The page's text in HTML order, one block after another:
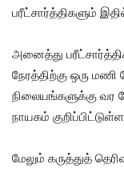
பரீட்சார்த்திகளும்
அனைத்து
நேரத்திற்கு ஒரு
நிலையங்களுக்கு
நாயகம்
மேலும் கருத்துத்